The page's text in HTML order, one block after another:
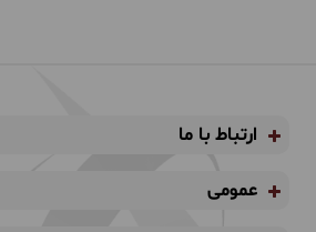
ارتباط با ما
عمومی